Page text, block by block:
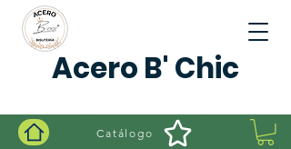
Acero B' Chic
Catálogo